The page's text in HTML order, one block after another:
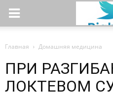
Главная Домашняя медицина
ПРИ
ЛОКТЕВОМ